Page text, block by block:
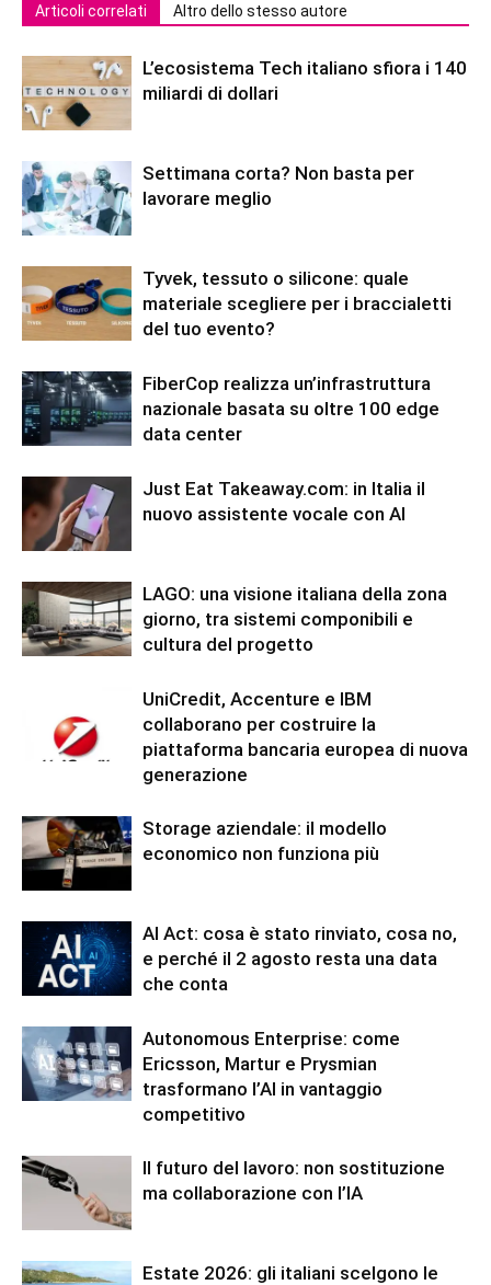
Articoli correlati Altro dello stesso autore
L’ecosistema Tech italiano sfiora i 140
miliardi di dollari
Settimana corta? Non basta per
lavorare meglio
Tyvek, tessuto o silicone: quale
materiale scegliere per i braccialetti
del tuo evento?
FiberCop realizza un’infrastruttura
nazionale basata su oltre 100 edge
data center
Just Eat Takeaway.com: in Italia il
nuovo assistente vocale con AI
LAGO: una visione italiana della zona
giorno, tra sistemi componibili e
cultura del progetto
UniCredit, Accenture e IBM
collaborano per costruire la
piattaforma bancaria europea di nuova
generazione
Storage aziendale: il modello
economico non funziona più
AI Act: cosa è stato rinviato, cosa no,
e perché il 2 agosto resta una data
che conta
Autonomous Enterprise: come
Ericsson, Martur e Prysmian
trasformano l’AI in vantaggio
competitivo
Il futuro del lavoro: non sostituzione
ma collaborazione con l’IA
Estate 2026: gli italiani scelgono le